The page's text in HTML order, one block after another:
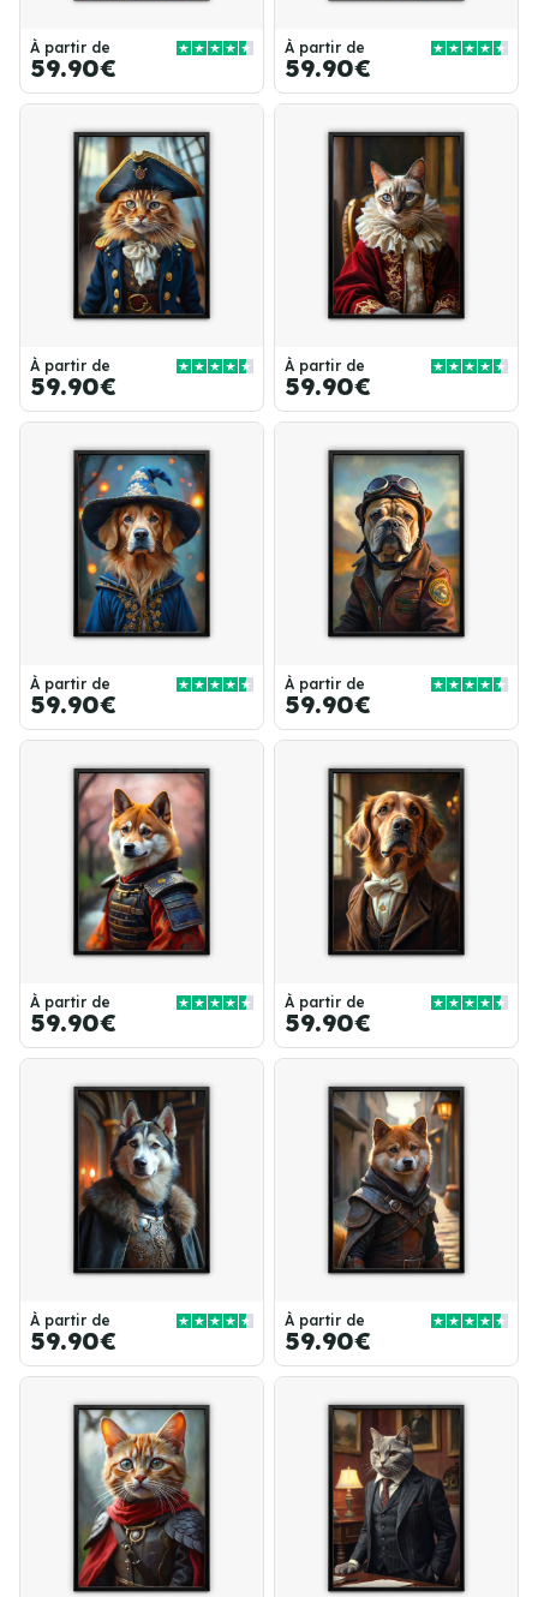
À partir de
59.90€
À partir de
59.90€
À partir de
59.90€
À partir de
59.90€
À partir de
59.90€
À partir de
59.90€
À partir de
59.90€
À partir de
59.90€
À partir de
59.90€
À partir de
59.90€